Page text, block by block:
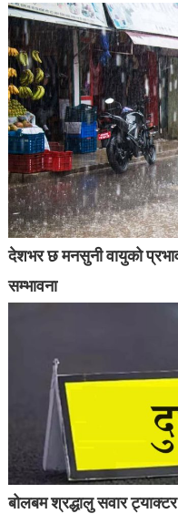
देशभर छ मनसुनी वायुको
सम्भावना
बोलबम श्रद्धालु सवार